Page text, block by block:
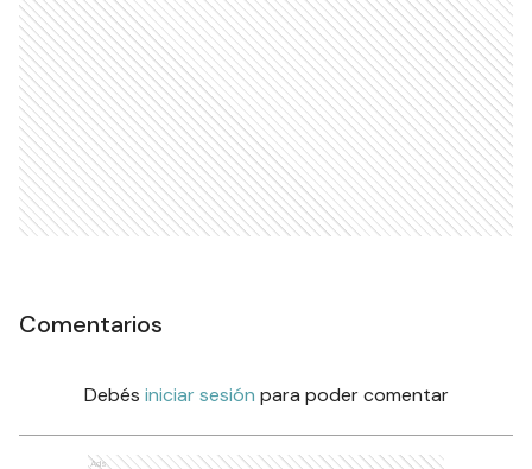
Comentarios
Debés iniciar sesión para poder comentar
Ads